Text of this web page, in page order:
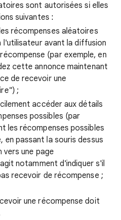
sont autorisées si elles
suivantes :
récompenses aléatoires
avant la diffusion
(par exemple, en
cette annonce maintenant
de recevoir une
;
accéder aux détails
possibles (par
les récompenses possibles
en passant la souris dessus
vers une page
notamment d'indiquer s'il
recevoir de récompense ;
une récompense doit